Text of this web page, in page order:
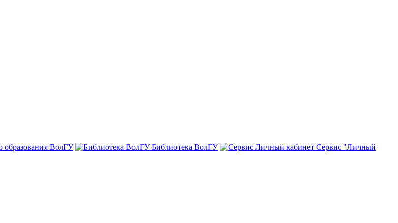
образования ВолГУ Библиотека ВолГУ
Сервис "Личный